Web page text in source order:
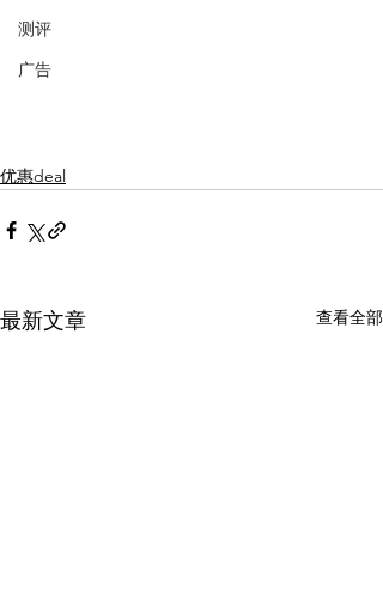
测评
广告
优惠deal
最新文章 查看全部